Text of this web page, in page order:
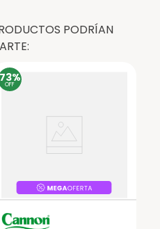
PODRÍAN
OFF